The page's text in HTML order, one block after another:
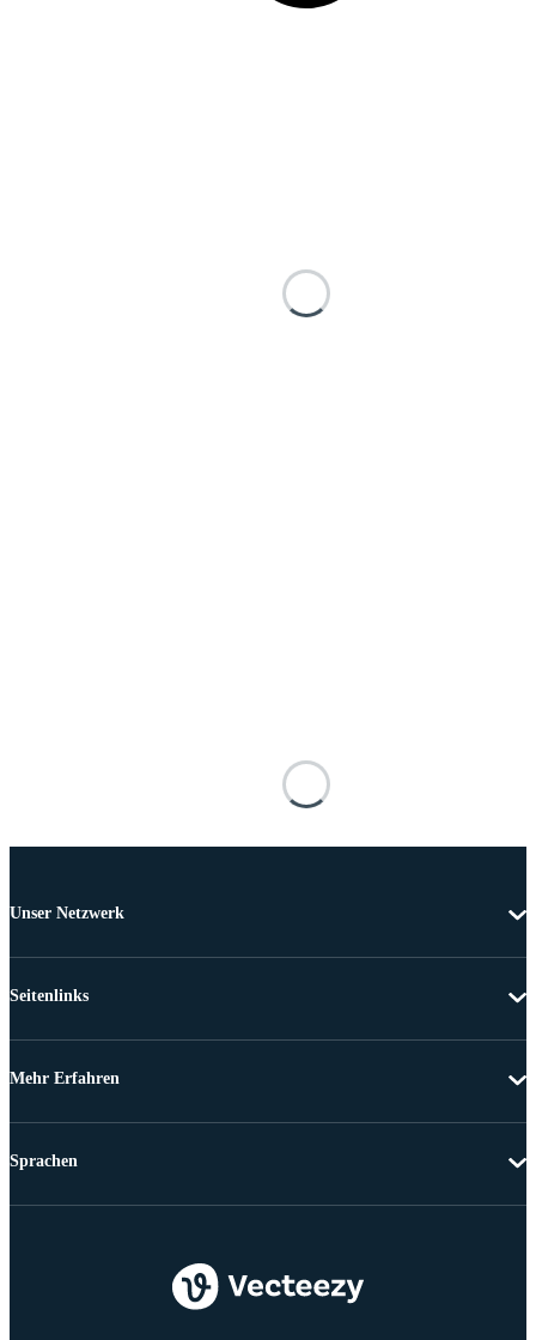
Unser Netzwerk
Seitenlinks
Mehr Erfahren
Sprachen